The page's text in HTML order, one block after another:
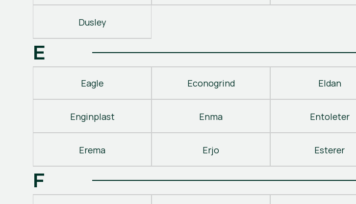
Dusley
E
Eagle Econogrind Eldan
Enginplast Enma Entoleter
Erema Erjo Esterer
F